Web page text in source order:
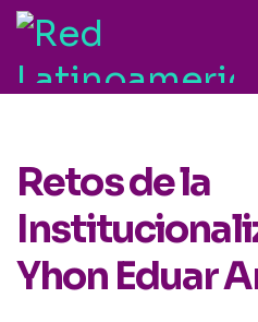
Retos de la
Yhon Eduar